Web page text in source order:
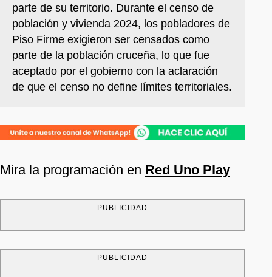
parte de su territorio. Durante el censo de
población y vivienda 2024, los pobladores de
Piso Firme exigieron ser censados como
parte de la población cruceña, lo que fue
aceptado por el gobierno con la aclaración
de que el censo no define límites territoriales.
Mira la programación en Red Uno Play
PUBLICIDAD
PUBLICIDAD